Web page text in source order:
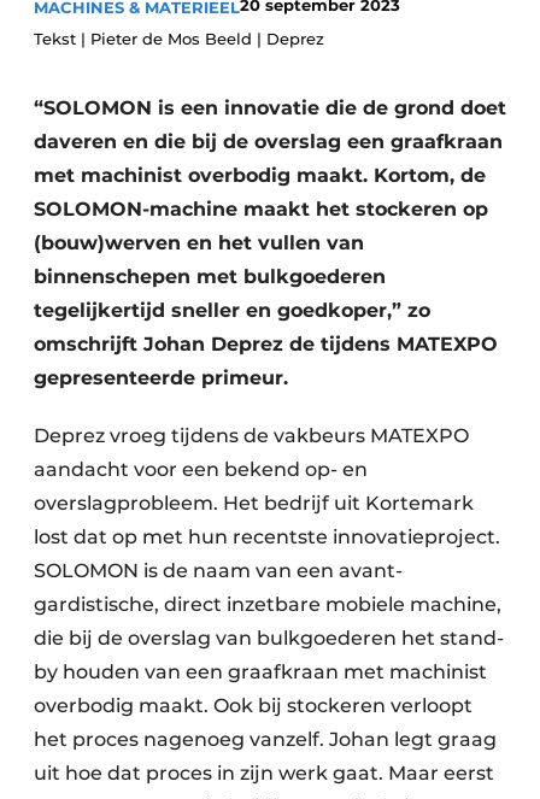
MACHINES & MATERIEEL20 september 2023
Tekst | Pieter de Mos Beeld | Deprez
“SOLOMON is een innovatie die de grond doet
daveren en die bij de overslag een graafkraan
met machinist overbodig maakt. Kortom, de
SOLOMON-machine maakt het stockeren op
(bouw)werven en het vullen van
binnenschepen met bulkgoederen
tegelijkertijd sneller en goedkoper,” zo
omschrijft Johan Deprez de tijdens MATEXPO
gepresenteerde primeur.
Deprez vroeg tijdens de vakbeurs MATEXPO
aandacht voor een bekend op- en
overslagprobleem. Het bedrijf uit Kortemark
lost dat op met hun recentste innovatieproject.
SOLOMON is de naam van een avant-
gardistische, direct inzetbare mobiele machine,
die bij de overslag van bulkgoederen het stand-
by houden van een graafkraan met machinist
overbodig maakt. Ook bij stockeren verloopt
het proces nagenoeg vanzelf. Johan legt graag
uit hoe dat proces in zijn werk gaat. Maar eerst